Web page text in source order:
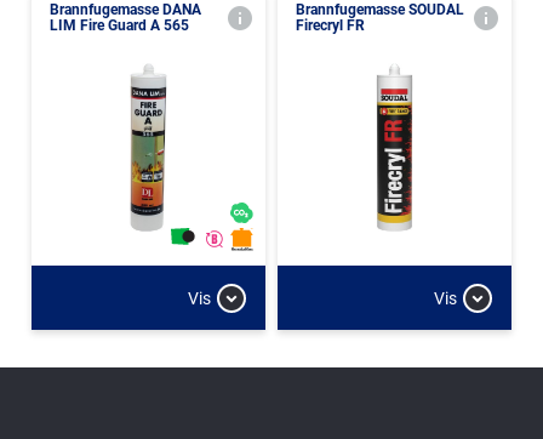
Brannfugemasse DANA
LIM Fire Guard A 565
Vis
Brannfugemasse SOUDAL
Firecryl FR
Vis